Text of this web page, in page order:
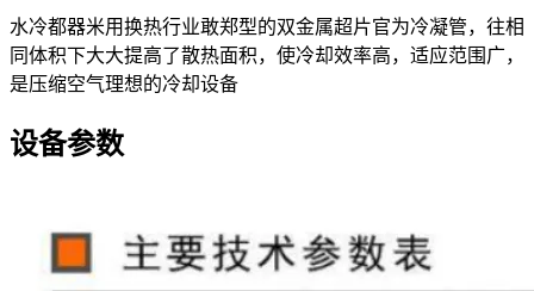
水冷都器米用换热行业敢郑型的双金属超片官为冷凝管，往相
同体积下大大提高了散热面积，使冷却效率高，适应范围广，
是压缩空气理想的冷却设备
设备参数